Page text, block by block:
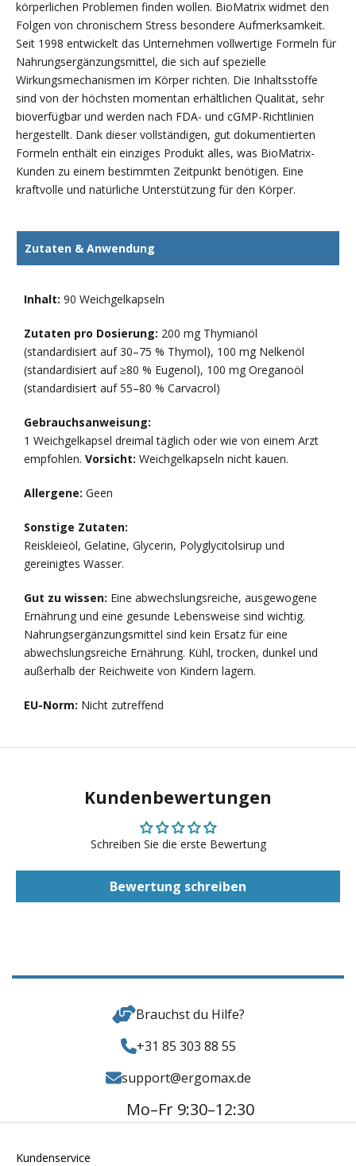
körperlichen Problemen finden wollen. BioMatrix widmet den
Folgen von chronischem Stress besondere Aufmerksamkeit.
Seit 1998 entwickelt das Unternehmen vollwertige Formeln für
Nahrungsergänzungsmittel, die sich auf spezielle
Wirkungsmechanismen im Körper richten. Die Inhaltsstoffe
sind von der höchsten momentan erhältlichen Qualität, sehr
bioverfügbar und werden nach FDA- und cGMP-Richtlinien
hergestellt. Dank dieser vollständigen, gut dokumentierten
Formeln enthält ein einziges Produkt alles, was BioMatrix-
Kunden zu einem bestimmten Zeitpunkt benötigen. Eine
kraftvolle und natürliche Unterstützung für den Körper.
Zutaten & Anwendung
Inhalt: 90 Weichgelkapseln
Zutaten pro Dosierung: 200 mg Thymianöl
(standardisiert auf 30–75 % Thymol), 100 mg Nelkenöl
(standardisiert auf ≥80 % Eugenol), 100 mg Oreganoöl
(standardisiert auf 55–80 % Carvacrol)
Gebrauchsanweisung:
1 Weichgelkapsel dreimal täglich oder wie von einem Arzt
empfohlen. Vorsicht: Weichgelkapseln nicht kauen.
Allergene: Geen
Sonstige Zutaten:
Reiskleieöl, Gelatine, Glycerin, Polyglycitolsirup und
gereinigtes Wasser.
Gut zu wissen: Eine abwechslungsreiche, ausgewogene
Ernährung und eine gesunde Lebensweise sind wichtig.
Nahrungsergänzungsmittel sind kein Ersatz für eine
abwechslungsreiche Ernährung. Kühl, trocken, dunkel und
außerhalb der Reichweite von Kindern lagern.
EU-Norm: Nicht zutreffend
Kundenbewertungen
Schreiben Sie die erste Bewertung
Bewertung schreiben
Brauchst du Hilfe?
+31 85 303 88 55
support@ergomax.de
Mo–Fr 9:30–12:30
Kundenservice